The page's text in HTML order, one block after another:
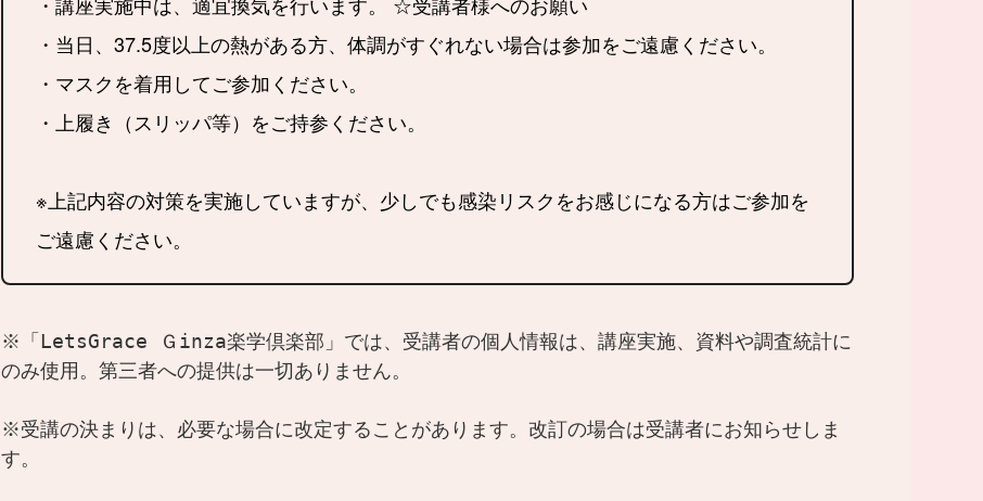
・当日、37.5度以上の熱がある方、体調がすぐれない場合は参加をご遠慮ください。
・マスクを着用してご参加ください。
・上履き（スリッパ等）をご持参ください。
※上記内容の対策を実施していますが、少しでも感染リスクをお感じになる方はご参加を
ご遠慮ください。
※「LetsGrace Ｇinza楽学倶楽部」では、受講者の個人情報は、講座実施、資料や調査統計に
のみ使用。第三者への提供は一切ありません。
※受講の決まりは、必要な場合に改定することがあります。改訂の場合は受講者にお知らせしま
す。